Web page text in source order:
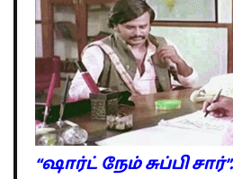
“ஷார்ட் நேம் சுப்பி சார்”.